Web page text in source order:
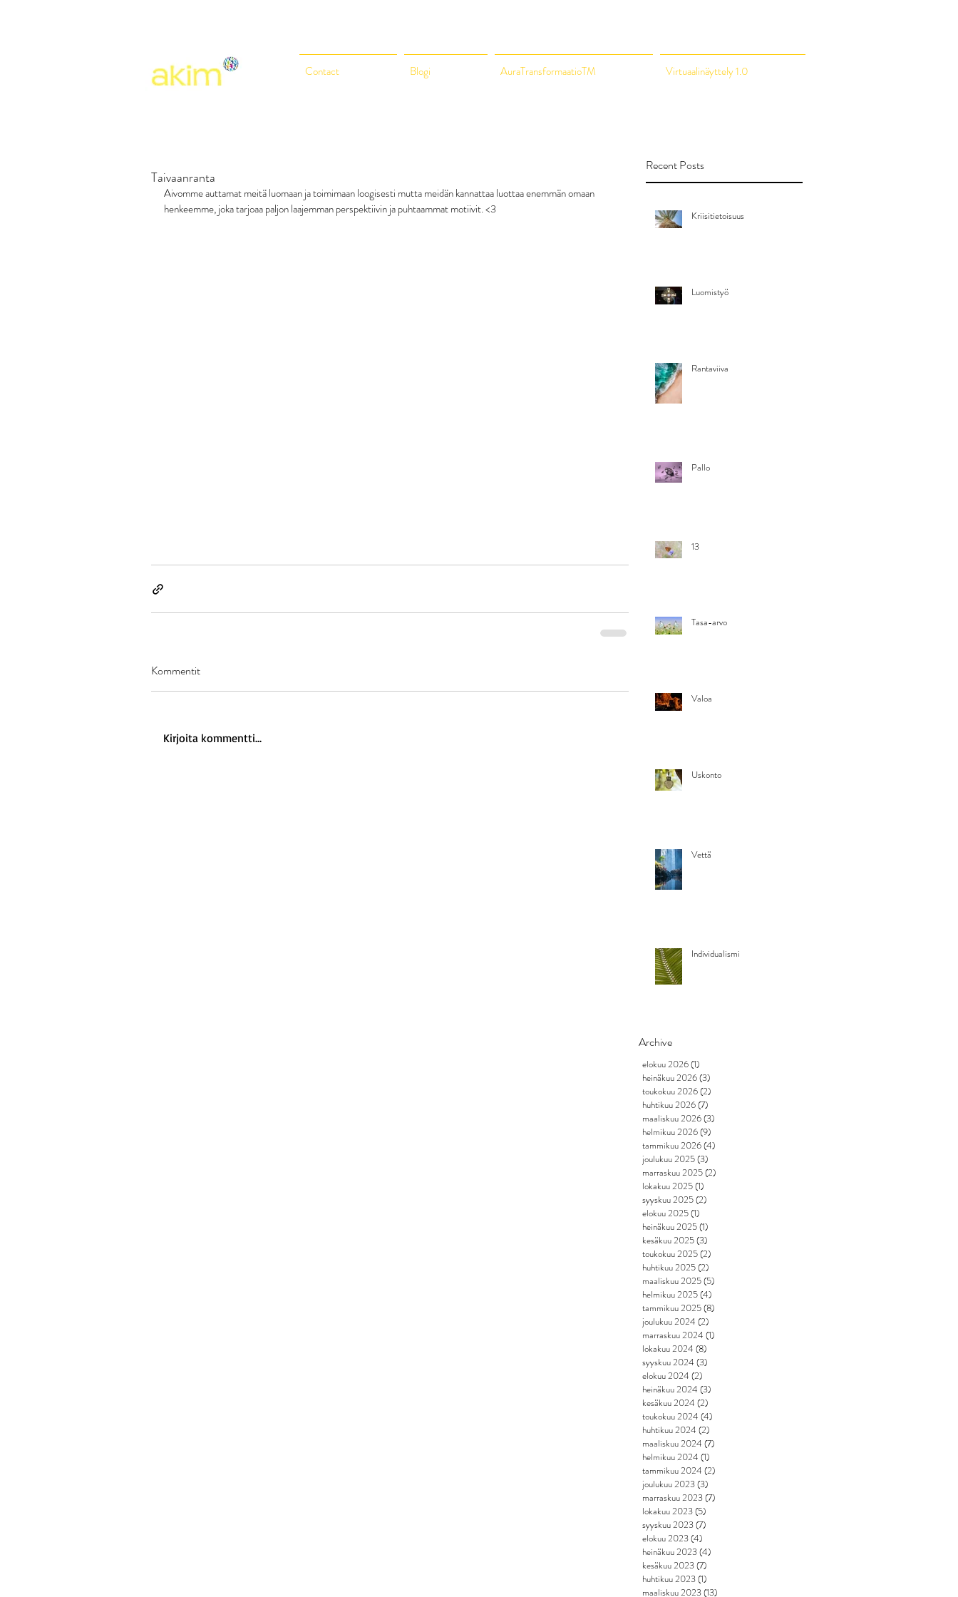
Contact Blogi AuraTransformaatioTM Virtuaalinäyttely 1.0
Taivaanranta
Aivomme auttamat meitä luomaan ja toimimaan loogisesti mutta meidän kannattaa luottaa enemmän omaan
henkeemme, joka tarjoaa paljon laajemman perspektiivin ja puhtaammat motiivit. <3
Kommentit
Kirjoita kommentti...
Recent Posts
Kriisitietoisuus
Luomistyö
Rantaviiva
Pallo
13
Tasa-arvo
Valoa
Uskonto
Vettä
Individualismi
Archive
elokuu 2026(1)
heinäkuu 2026(3)
toukokuu 2026(2)
huhtikuu 2026(7)
maaliskuu 2026(3)
helmikuu 2026(9)
tammikuu 2026(4)
joulukuu 2025(3)
marraskuu 2025(2)
lokakuu 2025(1)
syyskuu 2025(2)
elokuu 2025(1)
heinäkuu 2025(1)
kesäkuu 2025(3)
toukokuu 2025(2)
huhtikuu 2025(2)
maaliskuu 2025(5)
helmikuu 2025(4)
tammikuu 2025(8)
joulukuu 2024 (2)
marraskuu 2024 (1)
lokakuu 2024 (8)
syyskuu 2024 (3)
elokuu 2024 (2)
heinäkuu 2024 (3)
kesäkuu 2024 (2)
toukokuu 2024 (4)
huhtikuu 2024 (2)
maaliskuu 2024 (7)
helmikuu 2024 (1)
tammikuu 2024 (2)
joulukuu 2023(3)
marraskuu 2023(7)
lokakuu 2023(5)
syyskuu 2023(7)
elokuu 2023(4)
heinäkuu 2023(4)
kesäkuu 2023(7)
huhtikuu 2023(1)
maaliskuu 2023(13)